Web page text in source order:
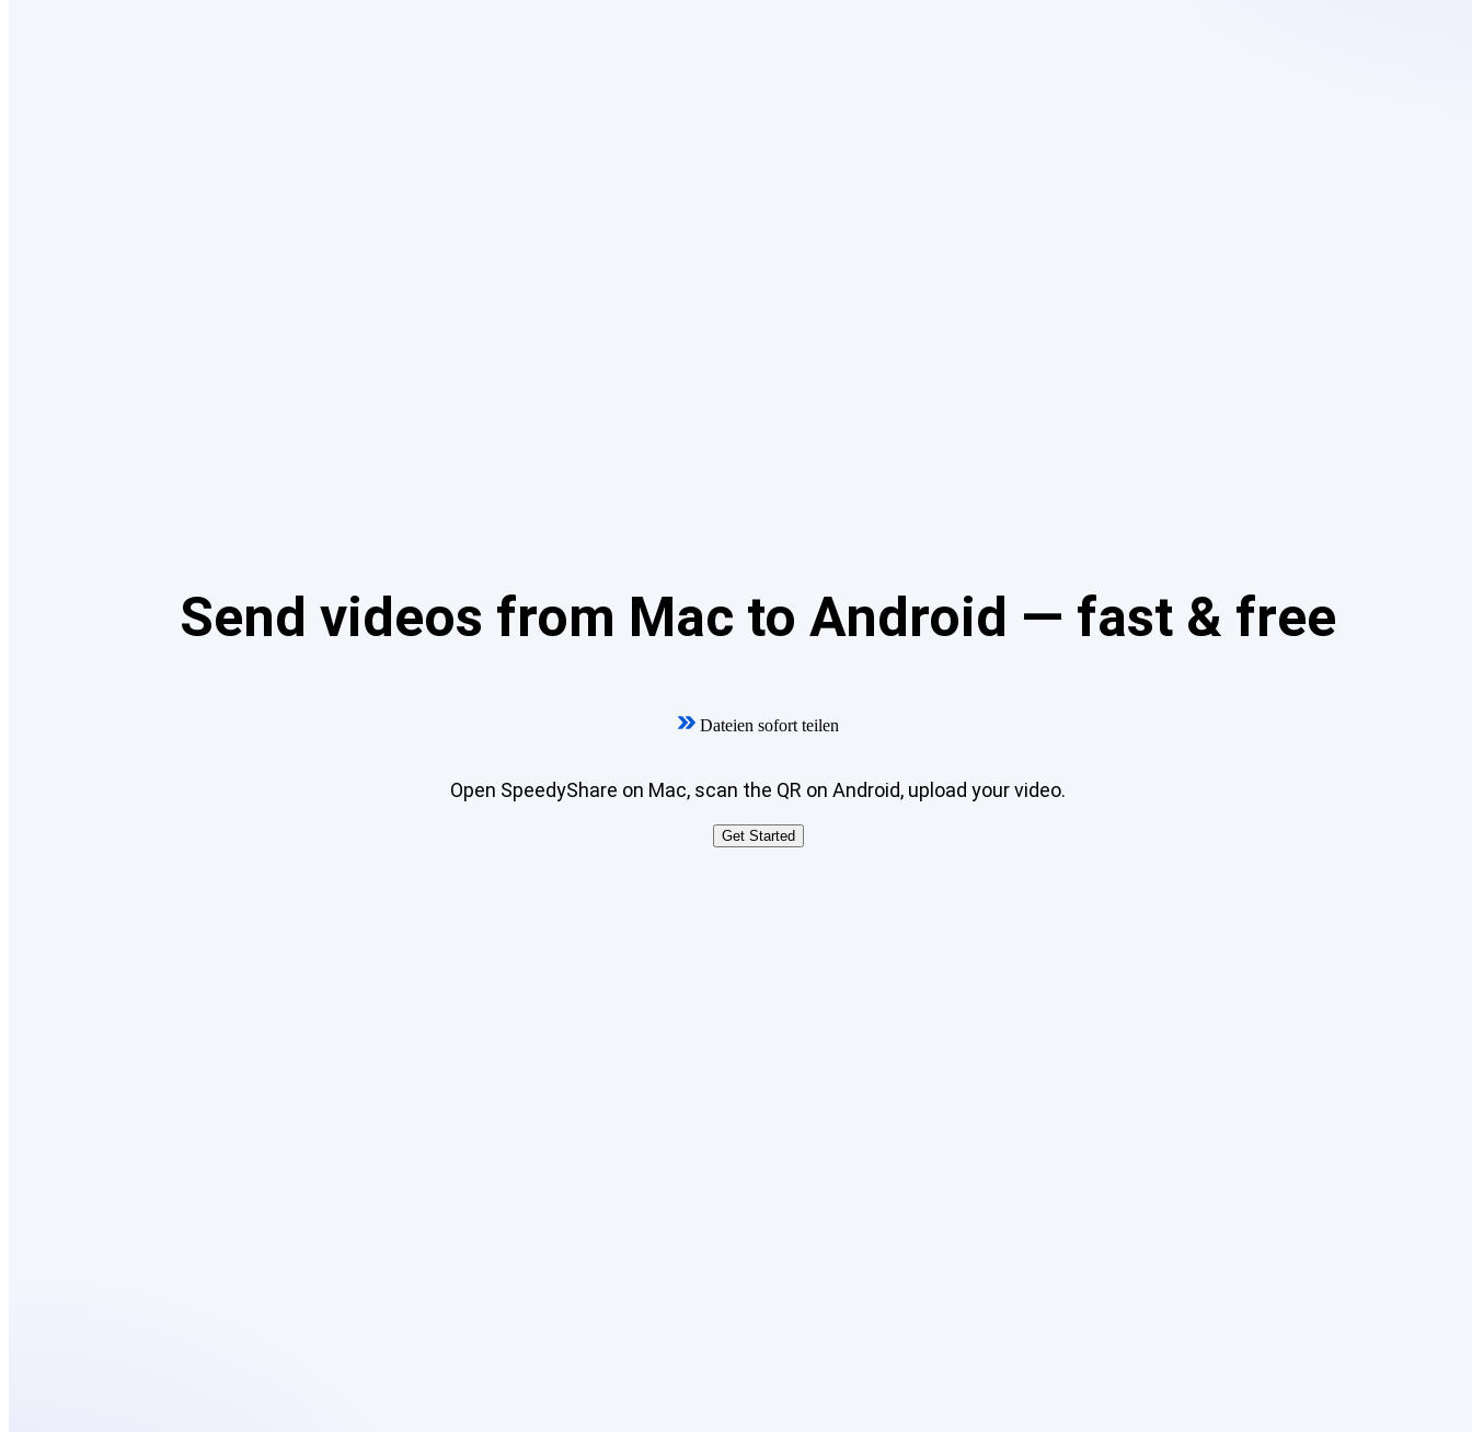
Send videos from Mac to Android — fast & free
Dateien sofort teilen
Open SpeedyShare on Mac, scan the QR on Android, upload your video.
Get Started